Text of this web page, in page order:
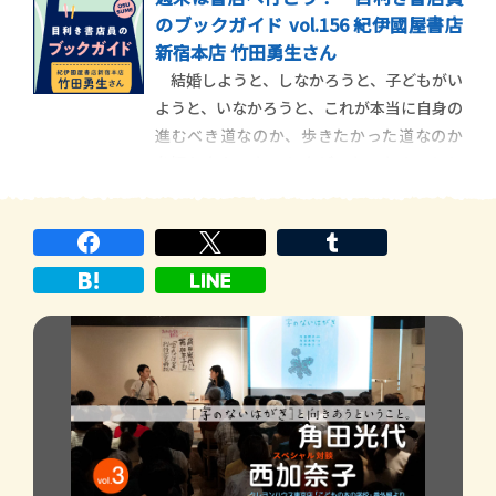
し、もしそんな状況に出くわそうものな
ら、自分でも信じられないくらいの暴言の
限りを尽くして、罵倒するに違いない。尾
上がいまどんな表情で、
のブックガイド vol.156 紀伊國屋書店
新宿本店 竹田勇生さん
結婚しようと、しなかろうと、子どもがい
ようと、いなかろうと、これが本当に自身の
進むべき道なのか、歩きたかった道なのか
入り乱れた、多くの人生のサンプルからよ
り自分に都合のよさそうなものを取捨選択
しただけなので